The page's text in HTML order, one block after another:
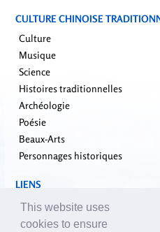
CULTURE CHINOISE
Culture
Musique
Science
Histoires traditionnelles
Archéologie
Poésie
Beaux-Arts
Personnages historiques
LIENS
falundafa.org
faluninfo.net
This website uses
cookies to ensure